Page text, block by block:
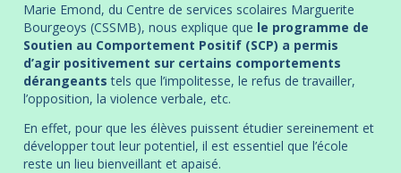
Marie Emond, du Centre de services scolaires Marguerite
Bourgeoys (CSSMB), nous explique que le programme de
Soutien au Comportement Positif (SCP) a permis
d’agir positivement sur certains comportements
dérangeants tels que l’impolitesse, le refus de travailler,
l’opposition, la violence verbale, etc.
En effet, pour que les élèves puissent étudier sereinement et
développer tout leur potentiel, il est essentiel que l’école
reste un lieu bienveillant et apaisé.